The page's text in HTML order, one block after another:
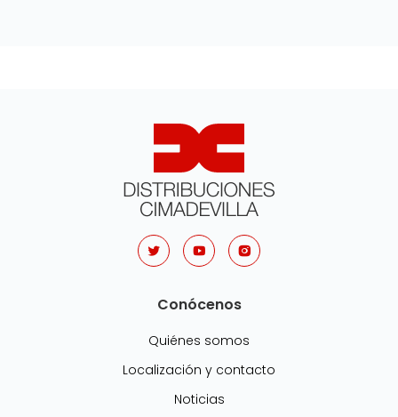
Conócenos
Quiénes somos
Localización y contacto
Noticias